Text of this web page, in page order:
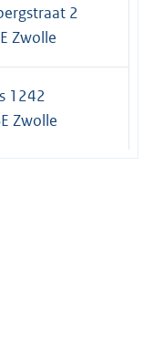
2
Zwolle
1242
Zwolle